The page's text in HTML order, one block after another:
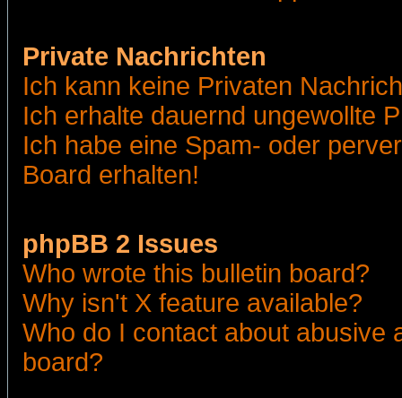
Private Nachrichten
Ich kann keine Privaten
Ich erhalte dauernd ungewollte
Ich habe eine Spam- oder
Board erhalten!
phpBB 2 Issues
Who wrote this bulletin board?
Why isn't X feature available?
Who do I contact about abusive
board?